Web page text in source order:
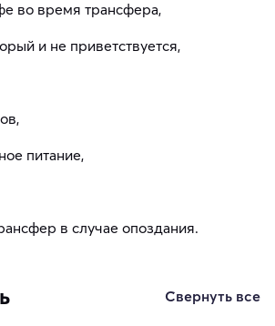
во время трансфера,
и не приветствуется,
питание,
в случае опоздания.
Свернуть все